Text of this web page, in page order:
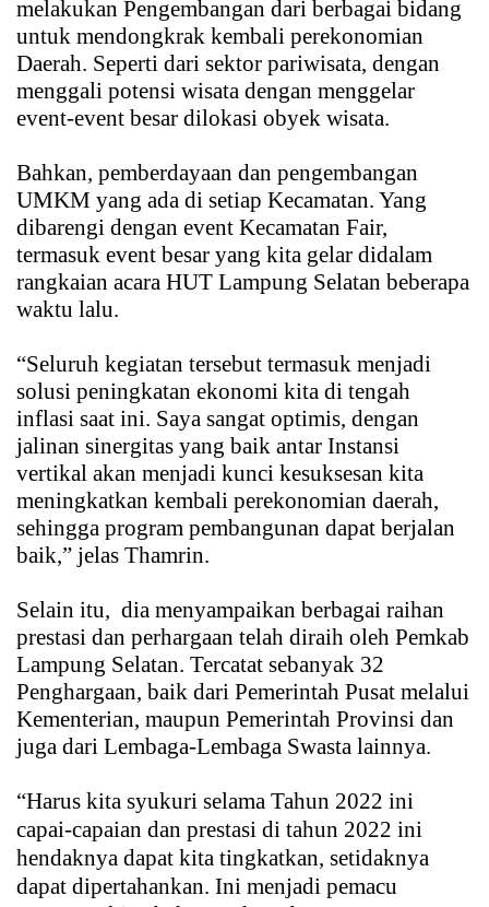
melakukan Pengembangan dari berbagai bidang
untuk mendongkrak kembali perekonomian
Daerah. Seperti dari sektor pariwisata, dengan
menggali potensi wisata dengan menggelar
event-event besar dilokasi obyek wisata.
Bahkan, pemberdayaan dan pengembangan
UMKM yang ada di setiap Kecamatan. Yang
dibarengi dengan event Kecamatan Fair,
termasuk event besar yang kita gelar didalam
rangkaian acara HUT Lampung Selatan beberapa
waktu lalu.
“Seluruh kegiatan tersebut termasuk menjadi
solusi peningkatan ekonomi kita di tengah
inflasi saat ini. Saya sangat optimis, dengan
jalinan sinergitas yang baik antar Instansi
vertikal akan menjadi kunci kesuksesan kita
meningkatkan kembali perekonomian daerah,
sehingga program pembangunan dapat berjalan
baik,” jelas Thamrin.
Selain itu, dia menyampaikan berbagai raihan
prestasi dan perhargaan telah diraih oleh Pemkab
Lampung Selatan. Tercatat sebanyak 32
Penghargaan, baik dari Pemerintah Pusat melalui
Kementerian, maupun Pemerintah Provinsi dan
juga dari Lembaga-Lembaga Swasta lainnya.
“Harus kita syukuri selama Tahun 2022 ini
capai-capaian dan prestasi di tahun 2022 ini
hendaknya dapat kita tingkatkan, setidaknya
dapat dipertahankan. Ini menjadi pemacu